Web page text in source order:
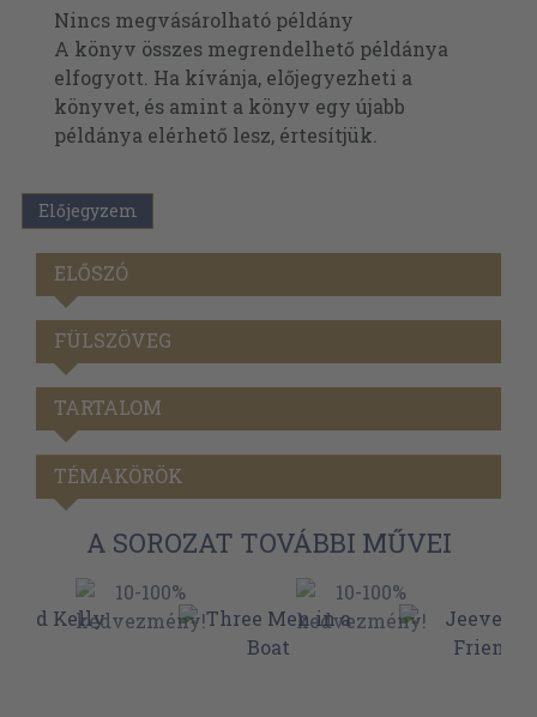
Nincs megvásárolható példány
A könyv összes megrendelhető példánya
elfogyott. Ha kívánja, előjegyezheti a
könyvet, és amint a könyv egy újabb
példánya elérhető lesz, értesítjük.
Előjegyzem
ELŐSZÓ
FÜLSZÖVEG
TARTALOM
TÉMAKÖRÖK
A SOROZAT TOVÁBBI MŰVEI